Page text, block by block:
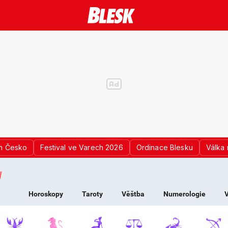
Česko Festival ve Varech 2026 Ordinace Blesku Válka
PRO ŽENY -
Horoskopy Taroty Věštba Numerologie